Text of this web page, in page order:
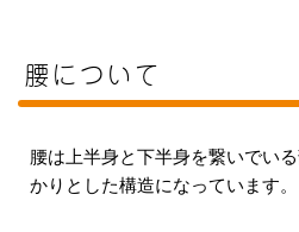
腰について
腰は上半身と下半身を繋いでい
かりとした構造になっています。